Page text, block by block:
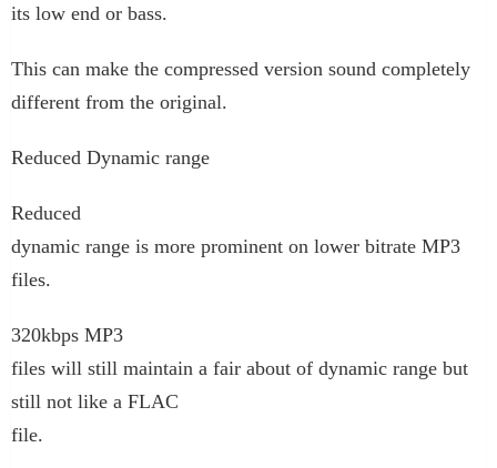
its low end or bass.
This can make the compressed version sound completely
different from the original.
Reduced Dynamic range
Reduced
dynamic range is more prominent on lower bitrate MP3
files.
320kbps MP3
files will still maintain a fair about of dynamic range but
still not like a FLAC
file.